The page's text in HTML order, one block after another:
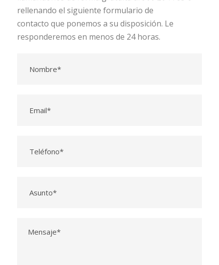
rellenando el siguiente formulario de
contacto que ponemos a su disposición. Le
responderemos en menos de 24 horas.